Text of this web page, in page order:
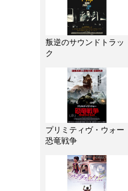
叛逆のサウンドトラッ
ク
プリミティヴ・ウォー
恐竜戦争